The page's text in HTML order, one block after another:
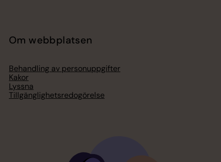
Om webbplatsen
Behandling av personuppgifter
Kakor
Lyssna
Tillgänglighetsredogörelse